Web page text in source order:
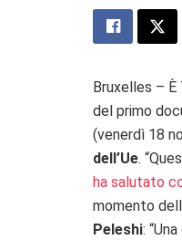
Bruxelles –
del primo
(venerdì 18
dell’Ue.
ha salutato
momento
Peleshi: